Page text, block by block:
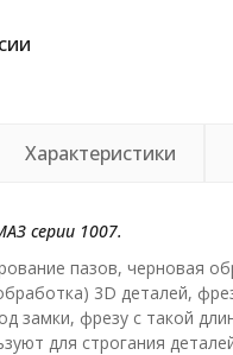
Характеристики
серии 1007.
пазов, черновая
3D деталей,
замки, фрезу с такой
для строгания